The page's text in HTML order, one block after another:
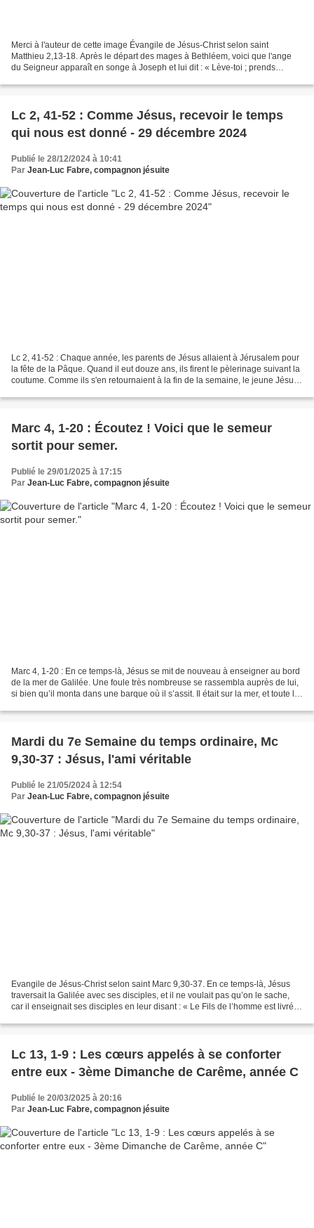
Merci à l'auteur de cette image Évangile de Jésus-Christ selon saint
Matthieu 2,13-18. Après le départ des mages à Bethléem, voici que l'ange
du Seigneur apparaît en songe à Joseph et lui dit : « Lève-toi ; prends
Lc 2, 41-52 : Comme Jésus, recevoir le temps
qui nous est donné - 29 décembre 2024
Publié le 28/12/2024 à 10:41
Par Jean-Luc Fabre, compagnon jésuite
Lc 2, 41-52 : Chaque année, les parents de Jésus allaient à Jérusalem pour
la fête de la Pâque. Quand il eut douze ans, ils firent le pèlerinage suivant la
coutume. Comme ils s'en retournaient à la fin de la semaine, le jeune Jésus
Marc 4, 1-20 : Écoutez ! Voici que le semeur
sortit pour semer.
Publié le 29/01/2025 à 17:15
Par Jean-Luc Fabre, compagnon jésuite
Marc 4, 1-20 : En ce temps-là, Jésus se mit de nouveau à enseigner au bord
de la mer de Galilée. Une foule très nombreuse se rassembla auprès de lui,
si bien qu’il monta dans une barque où il s’assit. Il était sur la mer, et toute la
Mardi du 7e Semaine du temps ordinaire, Mc
9,30-37 : Jésus, l'ami véritable
Publié le 21/05/2024 à 12:54
Par Jean-Luc Fabre, compagnon jésuite
Evangile de Jésus-Christ selon saint Marc 9,30-37. En ce temps-là, Jésus
traversait la Galilée avec ses disciples, et il ne voulait pas qu’on le sache,
car il enseignait ses disciples en leur disant : « Le Fils de l’homme est livré
Lc 13, 1-9 : Les cœurs appelés à se conforter
entre eux - 3ème Dimanche de Carême, année C
Publié le 20/03/2025 à 20:16
Par Jean-Luc Fabre, compagnon jésuite